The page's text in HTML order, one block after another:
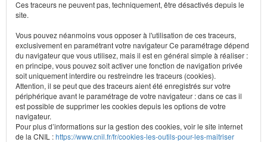
Ces traceurs ne peuvent pas, techniquement, être désactivés depuis le
site.
Vous pouvez néanmoins vous opposer à l'utilisation de ces traceurs,
exclusivement en paramétrant votre navigateur Ce paramétrage dépend
du navigateur que vous utilisez, mais il est en général simple à réaliser :
en principe, vous pouvez soit activer une fonction de navigation privée
soit uniquement interdire ou restreindre les traceurs (cookies).
Attention, il se peut que des traceurs aient été enregistrés sur votre
périphérique avant le paramétrage de votre navigateur : dans ce cas il
est possible de supprimer les cookies depuis les options de votre
navigateur.
Pour plus d’informations sur la gestion des cookies, voir le site internet
de la CNIL :https://www.cnil.fr/fr/cookies-les-outils-pour-les-maitriser